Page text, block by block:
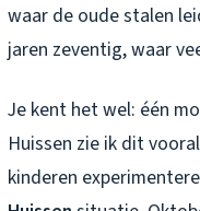
waar de oude stalen
jaren zeventig, waar
Je kent het wel: één
Huissen zie ik dit
kinderen